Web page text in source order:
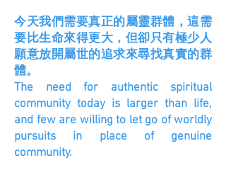
今天我們需要真正的屬靈群體，這需
要比生命來得更大，但卻只有極少人
願意放開屬世的追求來尋找真實的群
體。
The need for authentic spiritual
community today is larger than life,
and few are willing to let go of worldly
pursuits in place of genuine
community.